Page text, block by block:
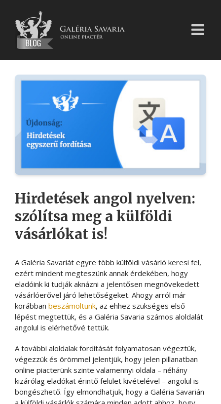
Hirdetések angol nyelven:
szólítsa meg a külföldi
vásárlókat is!
A Galéria Savariát egyre több külföldi vásárló keresi fel,
ezért mindent megteszünk annak érdekében, hogy
eladóink ki tudják aknázni a jelentősen megnövekedett
vásárlóerővel járó lehetőségeket. Ahogy arról már
korábban beszámoltunk, az ehhez szükséges első
lépést megtettük, és a Galéria Savaria számos aloldalát
angolul is elérhetővé tettük.
A további aloldalak fordítását folyamatosan végeztük,
végezzük és örömmel jelentjük, hogy jelen pillanatban
online piacterünk szinte valamennyi oldala – néhány
kizárólag eladókat érintő felület kivételével – angolul is
böngészhető. Így elmondhatjuk, hogy a Galéria Savarián